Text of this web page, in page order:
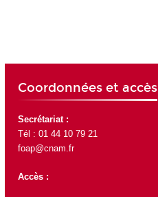
Coordonnées et accès
Secrétariat :
Tél : 01 44 10 79 21
foap@cnam.fr
Accès :